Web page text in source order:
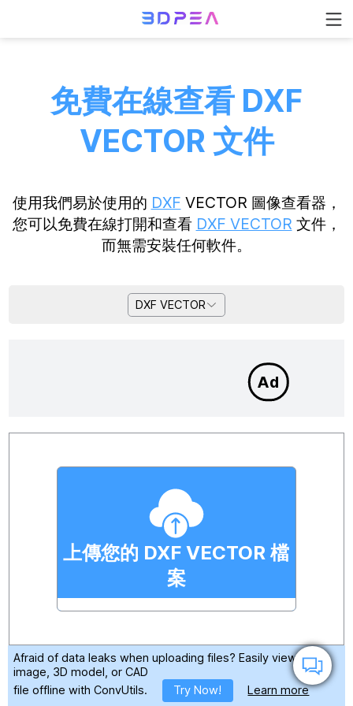
免費在線查看 DXF
VECTOR 文件
使用我們易於使用的 DXF VECTOR 圖像查看器，
您可以免費在線打開和查看 DXF VECTOR 文件，
而無需安裝任何軟件。
DXF VECTOR
上傳您的 DXF VECTOR 檔
案
Afraid of data leaks when uploading files? Easily view any
image, 3D model, or CAD
file offline with ConvUtils.
Try Now! Learn more